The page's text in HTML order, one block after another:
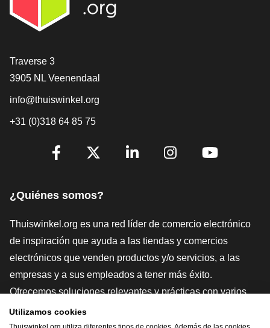
[_General:Contact]
Traverse 3
3905 NL Veenendaal
info@thuiswinkel.org
+31 (0)318 64 85 75
[_General:SocialMediaTitle]
¿Quiénes somos?
Thuiswinkel.org es una red líder de comercio electrónico
de inspiración que ayuda a las tiendas y comercios
electrónicos que venden productos y/o servicios, a las
empresas y a sus empleados a tener más éxito.
Ofrecemos soluciones relevantes y prácticas con varios
sellos de confianza, Thuiswinkel Reviews, herramientas y
asesoramiento jurídico, defensa, estudios de mercado, y
Utilizamos cookies